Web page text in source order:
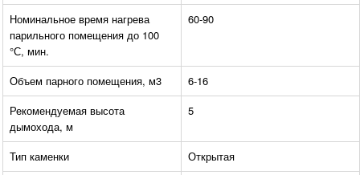
Номинальное время нагрева
парильного помещения до 100
°С, мин.
60-90
Объем парного помещения, м3
6-16
Рекомендуемая высота
дымохода, м
5
Тип каменки Открытая